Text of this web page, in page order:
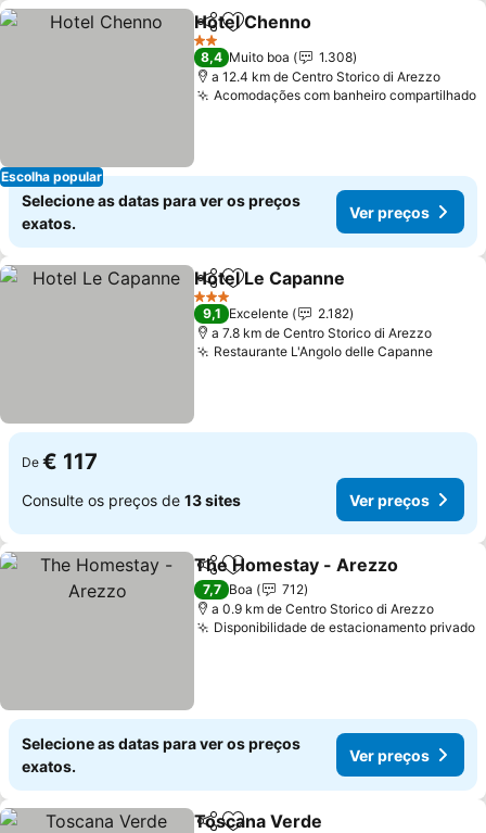
Escolha popular
PartilharAdicionar aos favoritos
Hotel Chenno
2 Estrelas
8,4 Muito boa
1.308
a 12.4 km de Centro Storico di Arezzo
Acomodações com banheiro compartilhado
Selecione as datas para ver os preços
exatos.
Ver preços
PartilharAdicionar aos favoritos
Hotel Le Capanne
3 Estrelas
9,1 Excelente
2.182
a 7.8 km de Centro Storico di Arezzo
Restaurante L'Angolo delle Capanne
De € 117
Consulte os preços de 13 sites Ver preços
PartilharAdicionar aos favoritos
The Homestay - Arezzo
7,7 Boa
712
a 0.9 km de Centro Storico di Arezzo
Disponibilidade de estacionamento privado
Selecione as datas para ver os preços
exatos.
Ver preços
Toscana Verde